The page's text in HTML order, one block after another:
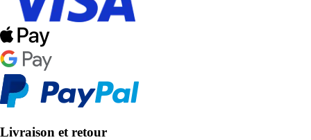
Livraison et retour